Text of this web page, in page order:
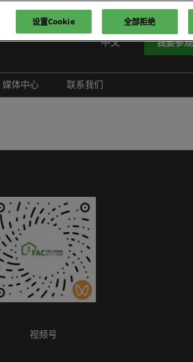
中文
English
Tiếng Việt
我要参观
媒体中心
行业新闻
联系我们
频号
设置Cookie 全部拒绝